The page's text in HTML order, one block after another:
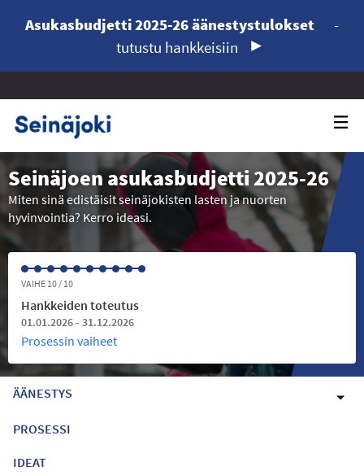
Asukasbudjetti 2025-26 äänestystulokset
-
tutustu hankkeisiin
Seinäjoen asukasbudjetti 2025-26
Miten sinä edistäisit seinäjokisten lasten ja nuorten
hyvinvointia? Kerro ideasi.
VAIHE 10 / 10
Hankkeiden toteutus
01.01.2026 - 31.12.2026
Prosessin vaiheet
ÄÄNESTYS
PROSESSI
IDEAT